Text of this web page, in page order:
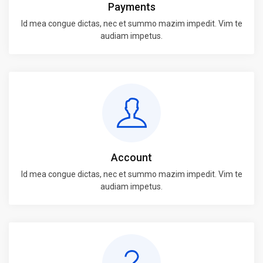
Payments
Id mea congue dictas, nec et summo mazim impedit. Vim te
audiam impetus.
Account
Id mea congue dictas, nec et summo mazim impedit. Vim te
audiam impetus.